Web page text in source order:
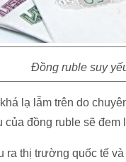
Đồng ruble suy
lạ lẫm trên do
của đồng ruble sẽ đem
ra thị trường quốc tế